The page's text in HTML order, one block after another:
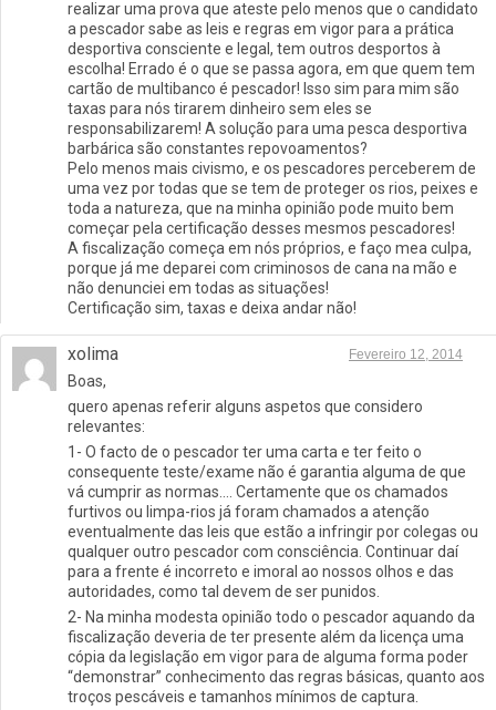
realizar uma prova que ateste pelo menos que o candidato
a pescador sabe as leis e regras em vigor para a prática
desportiva consciente e legal, tem outros desportos à
escolha! Errado é o que se passa agora, em que quem tem
cartão de multibanco é pescador! Isso sim para mim são
taxas para nós tirarem dinheiro sem eles se
responsabilizarem! A solução para uma pesca desportiva
barbárica são constantes repovoamentos?
Pelo menos mais civismo, e os pescadores perceberem de
uma vez por todas que se tem de proteger os rios, peixes e
toda a natureza, que na minha opinião pode muito bem
começar pela certificação desses mesmos pescadores!
A fiscalização começa em nós próprios, e faço mea culpa,
porque já me deparei com criminosos de cana na mão e
não denunciei em todas as situações!
Certificação sim, taxas e deixa andar não!
xolima Fevereiro 12, 2014
Boas,
quero apenas referir alguns aspetos que considero
relevantes:
1- O facto de o pescador ter uma carta e ter feito o
consequente teste/exame não é garantia alguma de que
vá cumprir as normas…. Certamente que os chamados
furtivos ou limpa-rios já foram chamados a atenção
eventualmente das leis que estão a infringir por colegas ou
qualquer outro pescador com consciência. Continuar daí
para a frente é incorreto e imoral ao nossos olhos e das
autoridades, como tal devem de ser punidos.
2- Na minha modesta opinião todo o pescador aquando da
fiscalização deveria de ter presente além da licença uma
cópia da legislação em vigor para de alguma forma poder
“demonstrar” conhecimento das regras básicas, quanto aos
troços pescáveis e tamanhos mínimos de captura.